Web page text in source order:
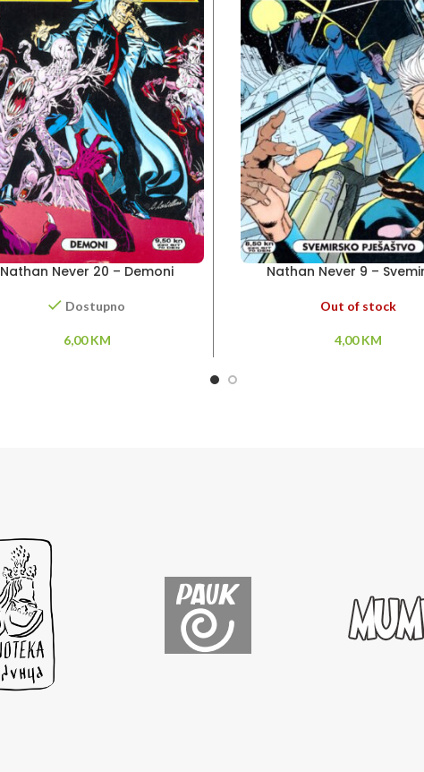
Nathan Never 20 – Demoni
Dostupno
6,00KM
Nathan Never 9 –
Out of stock
4,00KM